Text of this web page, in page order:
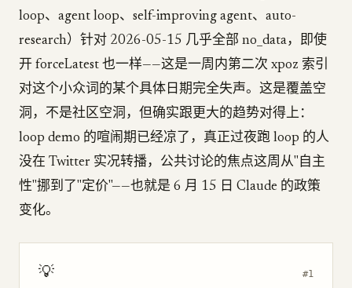
loop、agent loop、self-improving agent、auto-
research）针对 2026-05-15 几乎全部 no_data，即使
开 forceLatest 也一样——这是一周内第二次 xpoz 索引
对这个小众词的某个具体日期完全失声。这是覆盖空
洞，不是社区空洞，但确实跟更大的趋势对得上：
loop demo 的喧闹期已经凉了，真正过夜跑 loop 的人
没在 Twitter 实况转播，公共讨论的焦点这周从"自主
性"挪到了"定价"——也就是 6 月 15 日 Claude 的政策
变化。
💡 #1